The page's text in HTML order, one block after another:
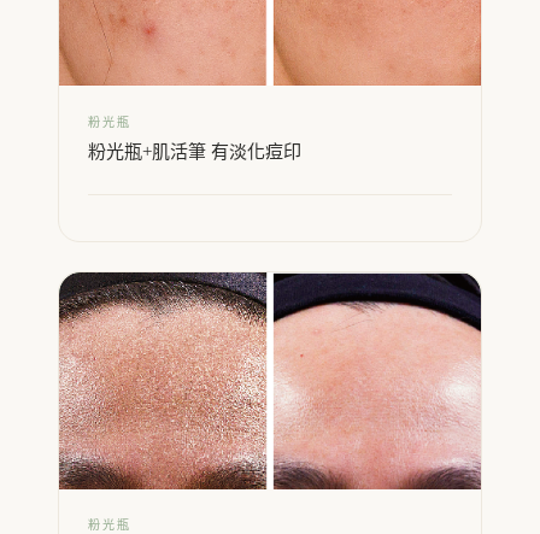
粉光瓶
粉光瓶+肌活筆 有淡化痘印
粉光瓶